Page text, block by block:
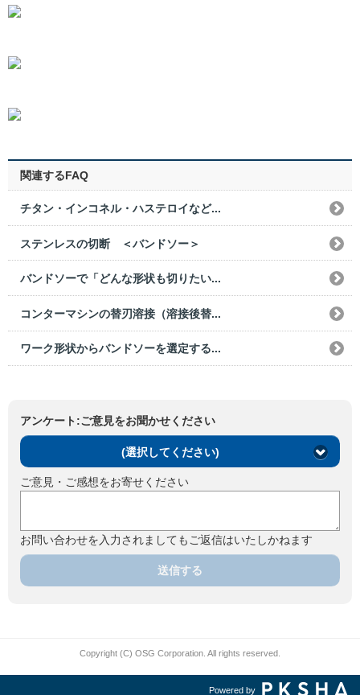
関連するFAQ
チタン・インコネル・ハステロイなど...
ステンレスの切断 ＜バンドソー＞
バンドソーで「どんな形状も切りたい...
コンターマシンの替刃溶接（溶接後替...
ワーク形状からバンドソーを選定する...
アンケート:ご意見をお聞かせください
(選択してください)
ご意見・ご感想をお寄せください
お問い合わせを入力されましてもご返信はいたしかねます
送信する
Copyright (C) OSG Corporation. All rights reserved.
Powered by